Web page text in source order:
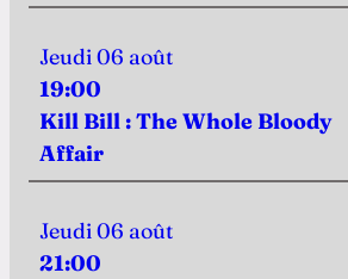
Jeudi 06 août
19:00
Kill Bill : The Whole Bloody
Affair
Jeudi 06 août
21:00